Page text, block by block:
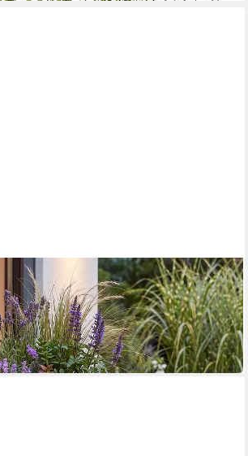
LED Springbrunnen bepflanzbar 91 cm